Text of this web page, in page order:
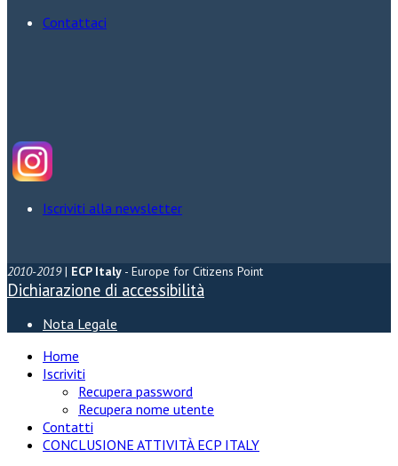
Contattaci
Iscriviti alla newsletter
2010-2019| ECP Italy - Europe for Citizens Point
Dichiarazione di accessibilità
Nota Legale
Home
Iscriviti
Recupera password
Recupera nome utente
Contatti
CONCLUSIONE ATTIVITÀ ECP ITALY